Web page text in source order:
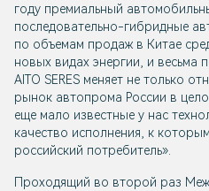
году премиальный
последовательно-гибридные
по объемам продаж в Китае
новых видах энергии, и весьма
AITO SERES меняет не только
рынок автопрома России в
еще мало известные у нас
качество исполнения, к
российский потребитель».
Проходящий во второй раз